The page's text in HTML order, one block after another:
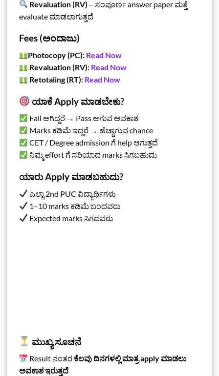
Revaluation (RV) – ಸಂಪೂರ್ಣ answer paper ಮತ್ತೆ
evaluate ಮಾಡಲಾಗುತ್ತದೆ
Fees (ಅಂದಾಜು)
Photocopy (PC): Read Now
Revaluation (RV): Read Now
Retotaling (RT): Read Now
ಯಾಕೆ Apply ಮಾಡಬೇಕು?
Fail ಆಗಿದ್ದರೆ → Pass ಆಗುವ ಅವಕಾಶ
Marks ಕಡಿಮೆ ಇದ್ದರೆ → ಹೆಚ್ಚಾಗುವ chance
CET / Degree admission ಗೆ help ಆಗುತ್ತದೆ
ನಿಮ್ಮ effort ಗೆ ಸರಿಯಾದ marks ಸಿಗಬಹುದು
ಯಾರು Apply ಮಾಡಬಹುದು?
ಎಲ್ಲಾ 2nd PUC ವಿದ್ಯಾರ್ಥಿಗಳು
1–10 marks ಕಡಿಮೆ ಬಂದವರು
Expected marks ಸಿಗದವರು
ಮುಖ್ಯ ಸೂಚನೆ
Result ನಂತರ ಕೆಲವು ದಿನಗಳಲ್ಲಿ ಮಾತ್ರ apply ಮಾಡಲು
ಅವಕಾಶ ಇರುತ್ತದೆ